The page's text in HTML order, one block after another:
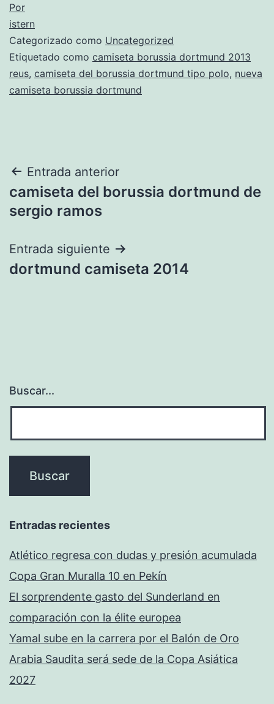
Por
istern
Categorizado como Uncategorized
Etiquetado como camiseta borussia dortmund 2013
reus, camiseta del borussia dortmund tipo polo, nueva
camiseta borussia dortmund
Navegación
de
Entrada anterior
camiseta del borussia dortmund de
sergio ramos
Entrada siguiente
dortmund camiseta 2014
Buscar...
Entradas recientes
Atlético regresa con dudas y presión acumulada
Copa Gran Muralla 10 en Pekín
El sorprendente gasto del Sunderland en
comparación con la élite europea
Yamal sube en la carrera por el Balón de Oro
Arabia Saudita será sede de la Copa Asiática
2027